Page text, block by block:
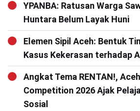
YPANBA: Ratusan Warga
Huntara Belum Layak Huni
Elemen Sipil Aceh: Bentuk
Kasus Kekerasan terhadap
Angkat Tema RENTAN!,
Competition 2026 Ajak
Sosial